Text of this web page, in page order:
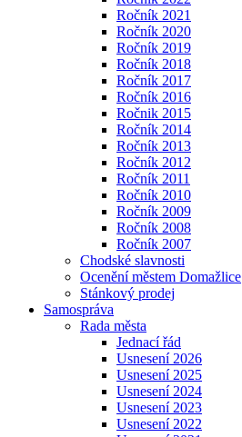
Ročník 2021
Ročník 2020
Ročník 2019
Ročník 2018
Ročník 2017
Ročník 2016
Ročnik 2015
Ročník 2014
Ročník 2013
Ročník 2012
Ročník 2011
Ročník 2010
Ročník 2009
Ročník 2008
Ročník 2007
Chodské slavnosti
Ocenění městem Domažlice
Stánkový prodej
Samospráva
Rada města
Jednací řád
Usnesení 2026
Usnesení 2025
Usnesení 2024
Usnesení 2023
Usnesení 2022